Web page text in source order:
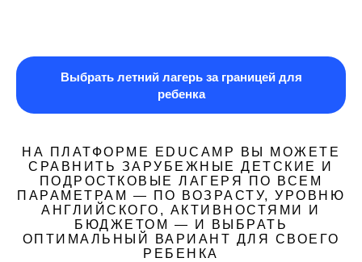
Выбрать летний лагерь за границей для
ребенка
НА ПЛАТФОРМЕ EDUCAMP ВЫ МОЖЕТЕ
СРАВНИТЬ ЗАРУБЕЖНЫЕ ДЕТСКИЕ И
ПОДРОСТКОВЫЕ ЛАГЕРЯ ПО ВСЕМ
ПАРАМЕТРАМ — ПО ВОЗРАСТУ, УРОВНЮ
АНГЛИЙСКОГО, АКТИВНОСТЯМИ И
БЮДЖЕТОМ — И ВЫБРАТЬ
ОПТИМАЛЬНЫЙ ВАРИАНТ ДЛЯ СВОЕГО
РЕБЕНКА